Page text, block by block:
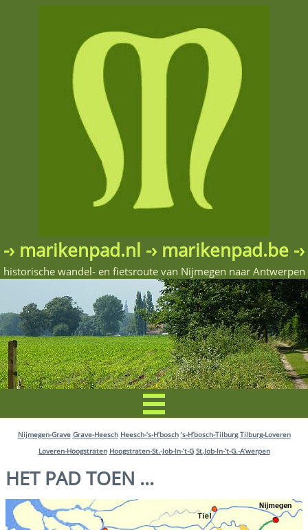
Nijmegen-Grave Grave-Heesch Heesch-‘s-H’bosch ‘s-H’bosch-Tilburg Tilburg-Loveren
Loveren-Hoogstraten Hoogstraten-St.-Job-In-’t-G St.Job-In-’t-G.-A’werpen
HET PAD TOEN …
-› marikenpad.nl -› marikenpad.be -›
historische wandel- en fietsroute van Nijmegen naar Antwerpen